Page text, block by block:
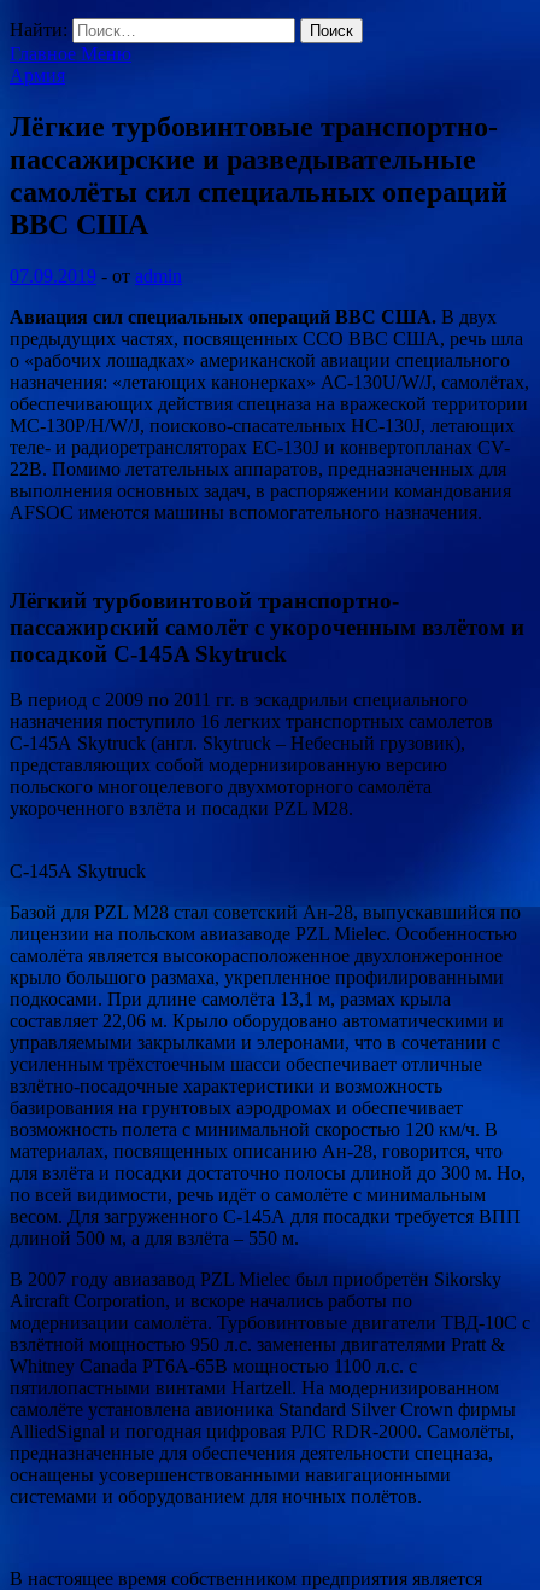
Найти:
Главное Меню
Армия
Лёгкие турбовинтовые транспортно-
пассажирские и разведывательные
самолёты сил специальных операций
ВВС США
07.09.2019 - от admin
Авиация сил специальных операций ВВС США. В двух
предыдущих частях, посвященных ССО ВВС США, речь шла
о «рабочих лошадках» американской авиации специального
назначения: «летающих канонерках» АС-130U/W/J, самолётах,
обеспечивающих действия спецназа на вражеской территории
МС-130Р/Н/W/J, поисково-спасательных НС-130J, летающих
теле- и радиоретрансляторах ЕС-130J и конвертопланах CV-
22B. Помимо летательных аппаратов, предназначенных для
выполнения основных задач, в распоряжении командования
AFSOC имеются машины вспомогательного назначения.
Лёгкий турбовинтовой транспортно-
пассажирский самолёт с укороченным взлётом и
посадкой C-145A Skytruck
В период с 2009 по 2011 гг. в эскадрильи специального
назначения поступило 16 легких транспортных самолетов
С-145А Skytruck (англ. Skytruck – Небесный грузовик),
представляющих собой модернизированную версию
польского многоцелевого двухмоторного самолёта
укороченного взлёта и посадки PZL M28.
С-145А Skytruck
Базой для PZL M28 стал советский Ан-28, выпускавшийся по
лицензии на польском авиазаводе PZL Mielec. Особенностью
самолёта является высокорасположенное двухлонжеронное
крыло большого размаха, укрепленное профилированными
подкосами. При длине самолёта 13,1 м, размах крыла
составляет 22,06 м. Крыло оборудовано автоматическими и
управляемыми закрылками и элеронами, что в сочетании с
усиленным трёхстоечным шасси обеспечивает отличные
взлётно-посадочные характеристики и возможность
базирования на грунтовых аэродромах и обеспечивает
возможность полета с минимальной скоростью 120 км/ч. В
материалах, посвященных описанию Ан-28, говорится, что
для взлёта и посадки достаточно полосы длиной до 300 м. Но,
по всей видимости, речь идёт о самолёте с минимальным
весом. Для загруженного С-145А для посадки требуется ВПП
длиной 500 м, а для взлёта – 550 м.
В 2007 году авиазавод PZL Mielec был приобретён Sikorsky
Aircraft Corporation, и вскоре начались работы по
модернизации самолёта. Турбовинтовые двигатели ТВД-10С с
взлётной мощностью 950 л.с. заменены двигателями Pratt &
Whitney Canada PT6A-65B мощностью 1100 л.с. с
пятилопастными винтами Hartzell. На модернизированном
самолёте установлена авионика Standard Silver Crown фирмы
AlliedSignal и погодная цифровая РЛС RDR-2000. Самолёты,
предназначенные для обеспечения деятельности спецназа,
оснащены усовершенствованными навигационными
системами и оборудованием для ночных полётов.
В настоящее время собственником предприятия является